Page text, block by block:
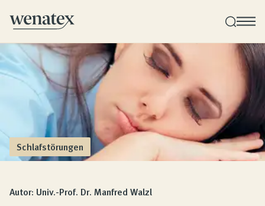
Wenatex Schlafberatung
Individuelle Produktberatung bei Ihnen zu Hause!
Produkte
Qualität und Garantie
Schlafstörungen
Autor: Univ.-Prof. Dr. Manfred Walzl